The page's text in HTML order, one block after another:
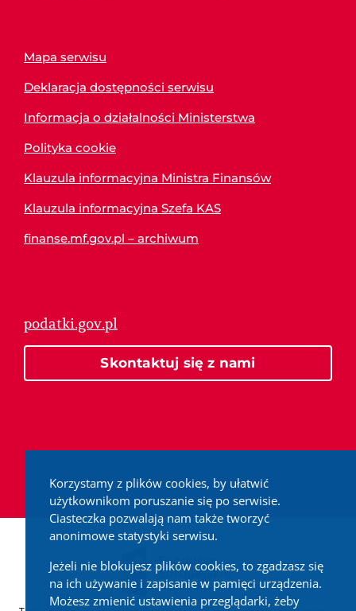
Korzystamy z plików cookies, by ułatwić
użytkownikom poruszanie się po serwisie.
Ciasteczka pozwalają nam także tworzyć
anonimowe statystyki serwisu.
Jeżeli nie blokujesz plików cookies, to zgadzasz się
na ich używanie i zapisanie w pamięci urządzenia.
Możesz zmienić ustawienia przeglądarki, żeby
Mapa serwisu
Deklaracja dostępności serwisu
Informacja o działalności Ministerstwa
Polityka cookie
Klauzula informacyjna Ministra Finansów
Klauzula informacyjna Szefa KAS
finanse.mf.gov.pl – archiwum
podatki.gov.pl
Skontaktuj się z nami